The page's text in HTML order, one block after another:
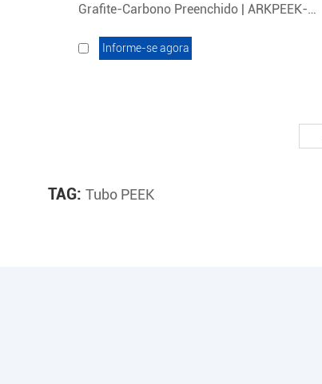
Grafite-Carbono Preenchido | ARKPEEK-
Informe-se agora
TAG: Tubo PEEK